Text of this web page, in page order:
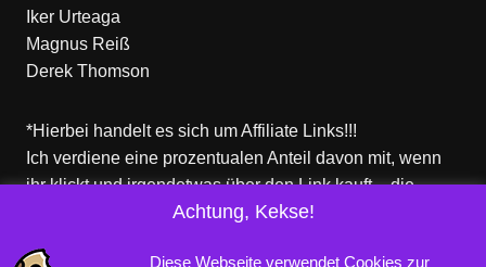
Iker Urteaga
Magnus Reiß
Derek Thomson
*Hierbei handelt es sich um Affiliate Links!!!
Ich verdiene eine prozentualen Anteil davon mit, wenn
ihr klickt und irgendetwas über den Link kauft – die
Produkte dort sind aber nicht von mir!
Achtung, Kekse!
Diese Webseite verwendet Cookies zur